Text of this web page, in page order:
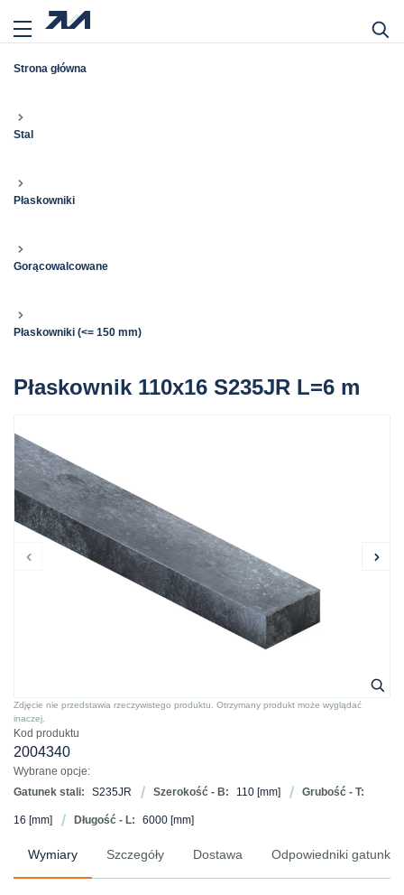
Strona główna
Stal
Płaskowniki
Gorącowalcowane
Płaskowniki (<= 150 mm)
Płaskownik 110x16 S235JR L=6 m
Kod produktu
2004340
Wybrane opcje:
Gatunek stali:
S235JR Szerokość - B: 110 [mm] Grubość - T:
16 [mm] Długość - L: 6000 [mm]
Zdjęcie nie przedstawia rzeczywistego produktu. Otrzymany produkt może wyglądać
inaczej.
Wymiary Szczegóły Dostawa Odpowiedniki